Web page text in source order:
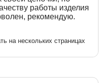
работы изделия
рекомендую.
на нескольких страницах